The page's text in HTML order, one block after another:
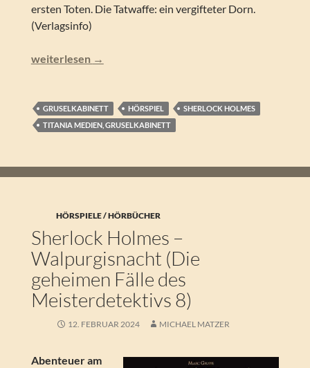
ersten Toten. Die Tatwaffe: ein vergifteter Dorn.
(Verlagsinfo)
Marc Gruppe – Das Zeichen der Vier (Sherlock Holmes –
weiterlesen →
GRUSELKABINETT HÖRSPIEL
SHERLOCK HOLMES
TITANIA MEDIEN, GRUSELKABINETT
HÖRSPIELE / HÖRBÜCHER
Sherlock Holmes –
Walpurgisnacht (Die
geheimen Fälle des
Meisterdetektivs 8)
12. FEBRUAR 2024 MICHAEL MATZER
Abenteuer am